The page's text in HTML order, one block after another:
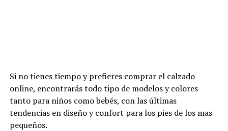
Si no tienes tiempo y prefieres comprar el calzado
online, encontrarás todo tipo de modelos y colores
tanto para niños como bebés, con las últimas
tendencias en diseño y confort para los pies de los mas
pequeños.